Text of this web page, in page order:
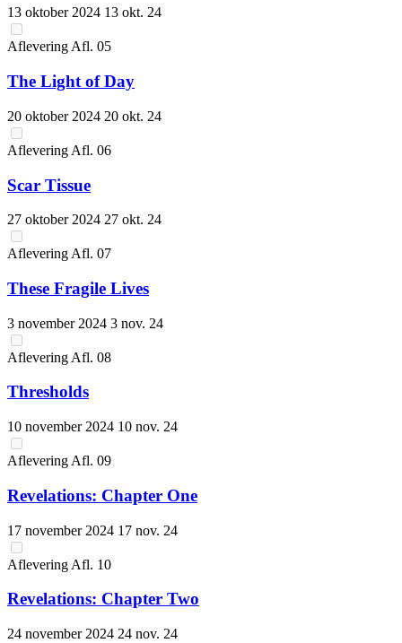
13 oktober 2024 13 okt. 24
AfleveringAfl. 05
The Light of Day
20 oktober 2024 20 okt. 24
Aflevering Afl. 06
Scar Tissue
27 oktober 2024 27 okt. 24
Aflevering Afl. 07
These Fragile Lives
3 november 2024 3 nov. 24
Aflevering Afl. 08
Thresholds
10 november 2024 10 nov. 24
Aflevering Afl. 09
Revelations: Chapter One
17 november 2024 17 nov. 24
Aflevering Afl. 10
Revelations: Chapter Two
24 november 2024 24 nov. 24